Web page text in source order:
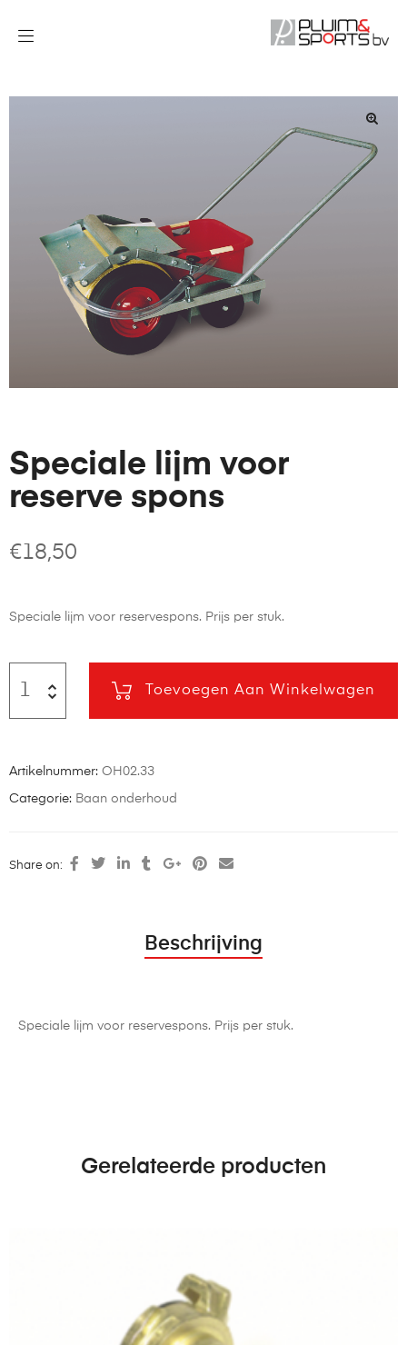
Speciale lijm voor
reserve spons
€18,50
Speciale lijm voor reservespons. Prijs per stuk.
Toevoegen Aan Winkelwagen
Artikelnummer: OH02.33
Categorie: Baan onderhoud
Share on:
Beschrijving
Speciale lijm voor reservespons. Prijs per stuk.
Gerelateerde producten